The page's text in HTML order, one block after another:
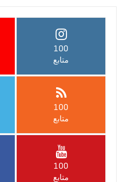
100
متابع
100
متابع
100
متابع